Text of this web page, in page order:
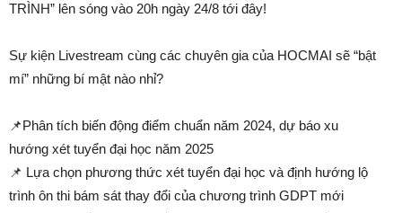
TRÌNH” lên sóng vào 20h ngày 24/8 tới đây!
Sự kiện Livestream cùng các chuyên gia của HOCMAI sẽ “bật
mí” những bí mật nào nhỉ?
📌Phân tích biến động điểm chuẩn năm 2024, dự báo xu
hướng xét tuyển đại học năm 2025
📌 Lựa chọn phương thức xét tuyển đại học và định hướng lộ
trình ôn thi bám sát thay đổi của chương trình GDPT mới